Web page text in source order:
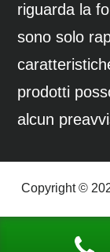
riguarda la
sono solo
prodotti
alcun
Copyright ©